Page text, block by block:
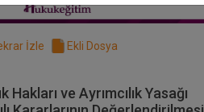
İzle Ekli Dosya
Hakları ve Ayrımcılık Yasağı